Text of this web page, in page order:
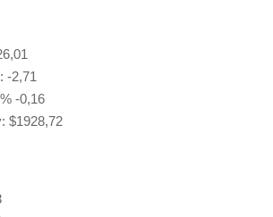
-2,71
-0,16
$1928,72